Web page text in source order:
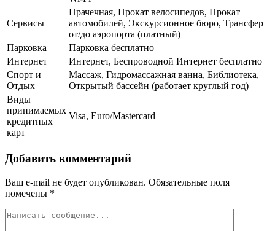
Сервисы
Прачечная, Прокат велосипедов, Прокат
автомобилей, Экскурсионное бюро, Трансфер
от/до аэропорта (платный)
Парковка
Парковка бесплатно
Интернет
Интернет, Беспроводной Интернет бесплатно
Спорт и
Отдых
Массаж, Гидромассажная ванна, Библиотека,
Открытый бассейн (работает круглый год)
Виды
принимаемых
кредитных
карт
Visa, Euro/Mastercard
Добавить комментарий
Ваш e-mail не будет опубликован. Обязательные поля
помечены *